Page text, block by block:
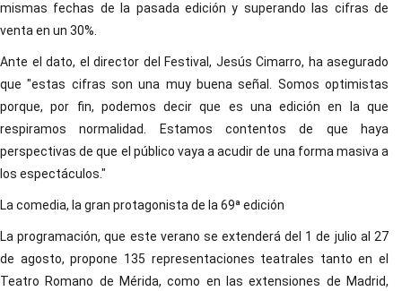
mismas fechas de la pasada edición y superando las cifras de
venta en un 30%.
Ante el dato, el director del Festival, Jesús Cimarro, ha asegurado
que "estas cifras son una muy buena señal. Somos optimistas
porque, por fin, podemos decir que es una edición en la que
respiramos normalidad. Estamos contentos de que haya
perspectivas de que el público vaya a acudir de una forma masiva a
los espectáculos."
La comedia, la gran protagonista de la 69ª edición
La programación, que este verano se extenderá del 1 de julio al 27
de agosto, propone 135 representaciones teatrales tanto en el
Teatro Romano de Mérida, como en las extensiones de Madrid,